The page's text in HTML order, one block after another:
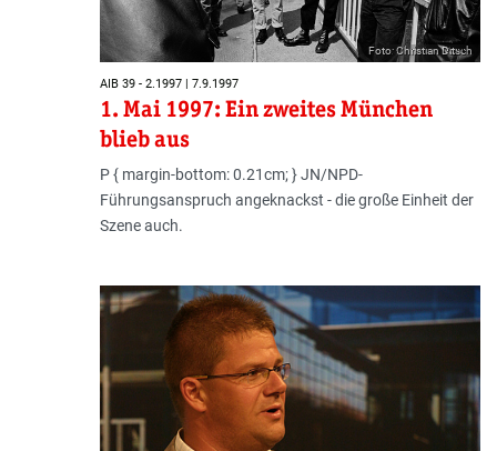
Foto: Christian Ditsch
AIB 39 - 2.1997 | 7.9.1997
1. Mai 1997: Ein zweites München
blieb aus
P { margin-bottom: 0.21cm; } JN/NPD-
Führungsanspruch angeknackst - die große Einheit der
Szene auch.